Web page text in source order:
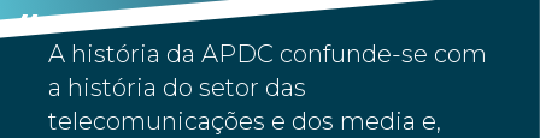
A história da APDC confunde-se com
a história do setor das
telecomunicações e dos media e,